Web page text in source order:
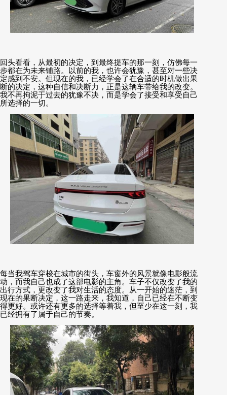
回头看看，从最初的决定，到最终提车的那一刻，仿佛每一
步都在为未来铺路。以前的我，也许会犹豫，甚至对一些决
定感到不安。但现在的我，已经学会了在合适的时机做出果
断的决定，这种自信和决断力，正是这辆车带给我的改变。
我不再拘泥于过去的犹豫不决，而是学会了接受和享受自己
所选择的一切。
每当我驾车穿梭在城市的街头，车窗外的风景就像电影般流
动，而我自己也成了这部电影的主角。车子不仅改变了我的
出行方式，更改变了我对生活的态度。从一开始的迷茫，到
现在的果断决定，这一路走来，我知道，自己已经在不断变
得更好。或许还有更多的选择等着我，但至少在这一刻，我
已经拥有了属于自己的节奏。